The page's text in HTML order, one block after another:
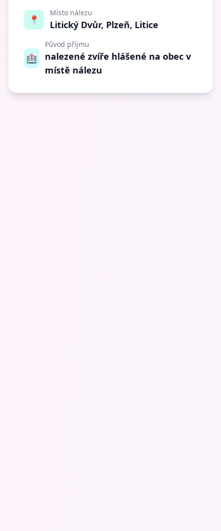
📍
Místo nálezu
Litický Dvůr, Plzeň, Litice
🏥
Původ příjmu
nalezené zvíře hlášené na obec v
místě nálezu